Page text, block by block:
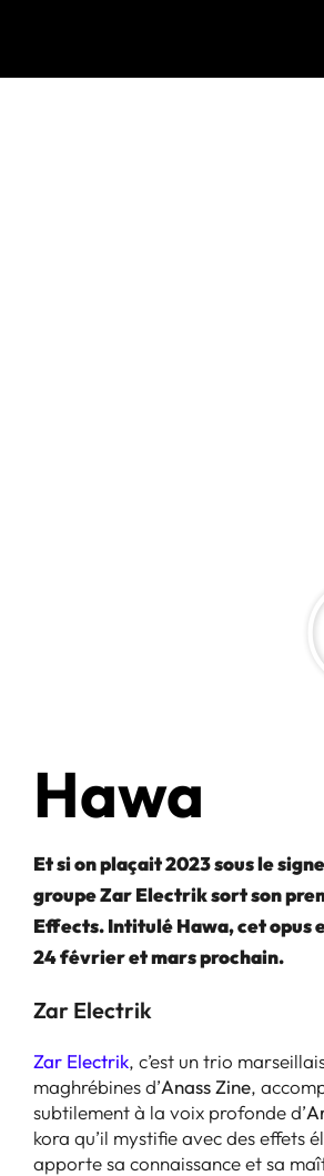
Hawa
Et si on plaçait 2023 sous le
groupe Zar Electrik sort son
Effects. Intitulé Hawa, cet opus
24 février et mars prochain.
Zar Electrik
Zar Electrik, c’est un trio
maghrébines d’Anass Zine,
subtilement à la voix profonde d’
kora qu’il mystifie avec des effets
apporte sa connaissance et sa